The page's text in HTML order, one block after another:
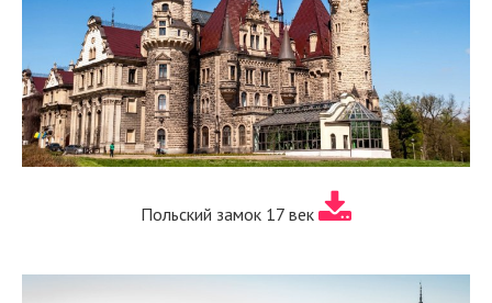
Польский замок 17 век